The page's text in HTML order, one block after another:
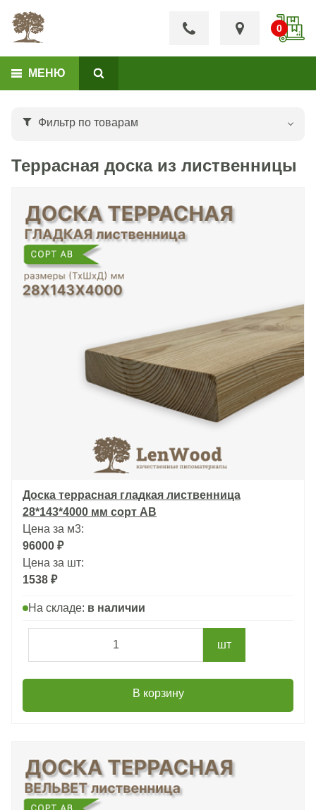
МЕНЮ
Фильтр по товарам
Террасная доска из лиственницы
Доска террасная гладкая лиственница
28*143*4000 мм сорт АВ
Цена за м3:
96000 ₽
Цена за шт:
1538 ₽
На складе: в наличии
шт
В корзину